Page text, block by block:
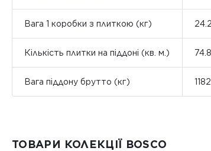
Вага 1 коробки з плиткою (кг)
Кількість плитки на піддоні (кв. м.)
Вага піддону брутто (кг)
ТОВАРИ КОЛЕКЦІЇ BOSCO